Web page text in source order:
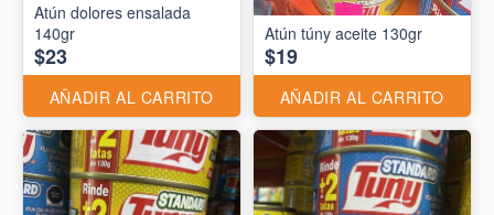
Atún dolores ensalada
140gr
$23
AÑADIR AL CARRITO
Atún túny aceite 130gr
$19
AÑADIR AL CARRITO